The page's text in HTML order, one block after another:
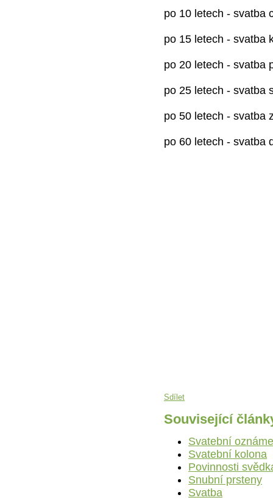
po 10 letech - svatba
po 15 letech - svatba
po 20 letech - svatba
po 25 letech - svatba
po 50 letech - svatba
po 60 letech - svatba
Sdílet
Související
Svatební
Svatební kolona
Povinnosti
Snubní prsteny
Svatba